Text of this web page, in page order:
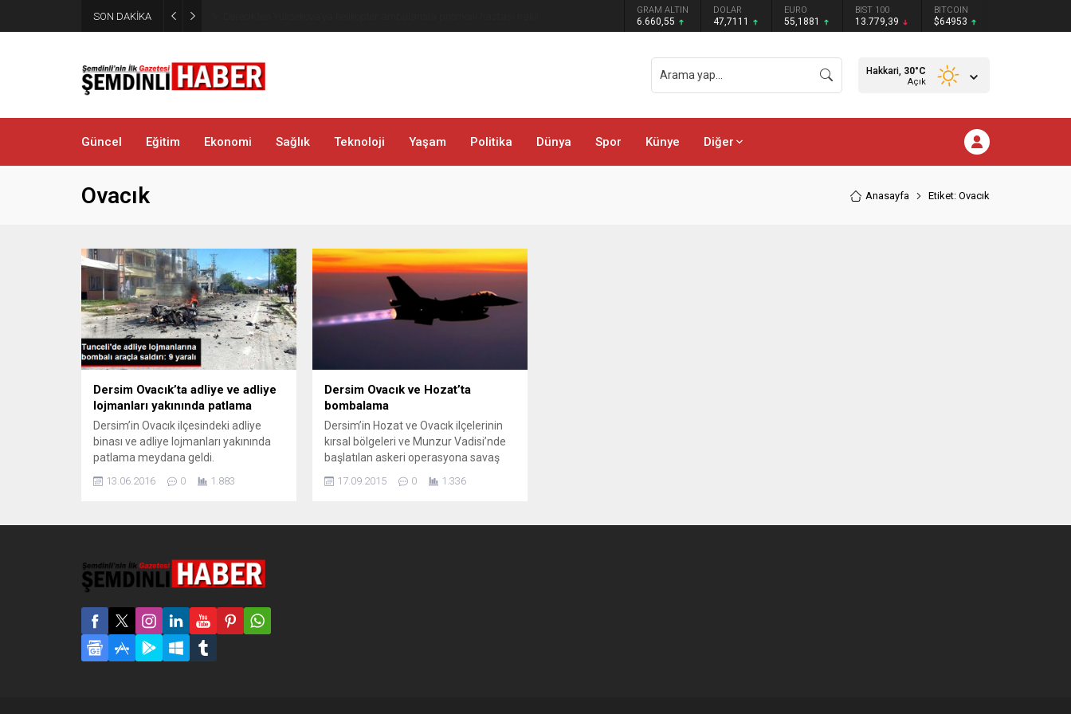
SON DAKİKA GRAM ALTIN
6.660,55
DOLAR
47,7111
EURO
55,1881
BIST 100
13.779,39
BITCOIN
$64953
Hakkari, 30°C
Açık
Güncel Eğitim Ekonomi Sağlık Teknoloji Yaşam Politika Dünya Spor Künye Diğer
Ovacık Anasayfa Etiket: Ovacık
Dersim Ovacık’ta adliye ve adliye
lojmanları yakınında patlama
Dersim’in Ovacık ilçesindeki adliye
binası ve adliye lojmanları yakınında
patlama meydana geldi.
Dersim’in Ovacık İlçesi’nde adliye
Patlamanın ardından bölgeye çok
sayıda ambulans sevk edilirken,
itfaiye...
13.06.2016 0 1.883
Dersim Ovacık ve Hozat’ta
bombalama
Dersim’in Hozat ve Ovacık ilçelerinin
kırsal bölgeleri ve Munzur Vadisi’nde
başlatılan askeri operasyona savaş
helikopterlerin de katıldığı bildirildi.
17.09.2015 0 1.336